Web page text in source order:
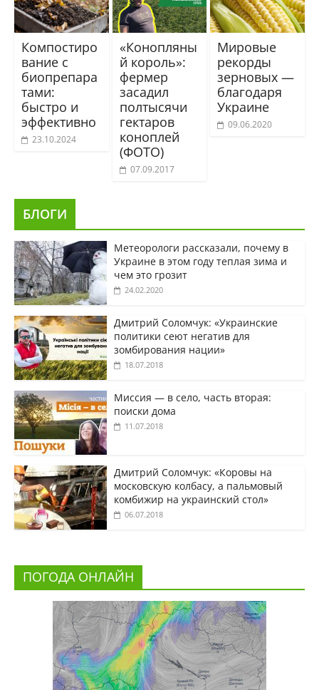
Компостиро
вание с
биопрепара
тами:
быстро и
эффективно
23.10.2024
«Конопляны
й король»:
фермер
засадил
полтысячи
гектаров
коноплей
(ФОТО)
07.09.2017
Мировые
рекорды
зерновых —
благодаря
Украине
09.06.2020
БЛОГИ
Метеорологи рассказали, почему в
Украине в этом году теплая зима и
чем это грозит
24.02.2020
Дмитрий Соломчук: «Украинские
политики сеют негатив для
зомбирования нации»
18.07.2018
Миссия — в село, часть вторая:
поиски дома
11.07.2018
Дмитрий Соломчук: «Коровы на
московскую колбасу, а пальмовый
комбижир на украинский стол»
06.07.2018
ПОГОДА ОНЛАЙН